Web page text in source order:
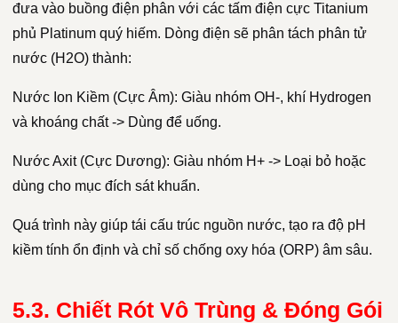
đưa vào buồng điện phân với các tấm điện cực Titanium
phủ Platinum quý hiếm. Dòng điện sẽ phân tách phân tử
nước (H2O) thành:
Nước Ion Kiềm (Cực Âm): Giàu nhóm OH-, khí Hydrogen
và khoáng chất -> Dùng để uống.
Nước Axit (Cực Dương): Giàu nhóm H+ -> Loại bỏ hoặc
dùng cho mục đích sát khuẩn.
Quá trình này giúp tái cấu trúc nguồn nước, tạo ra độ pH
kiềm tính ổn định và chỉ số chống oxy hóa (ORP) âm sâu.
5.3. Chiết Rót Vô Trùng & Đóng Gói